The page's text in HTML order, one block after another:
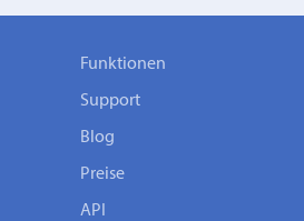
Funktionen
Support
Blog
Preise
API